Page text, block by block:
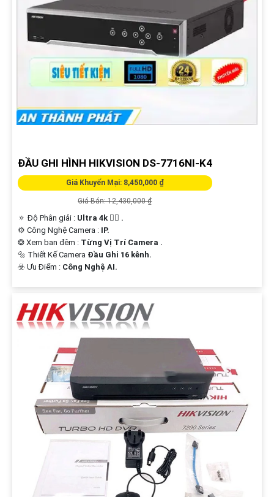
ĐẦU GHI HÌNH HIKVISION DS-7716NI-K4
Giá Khuyến Mại: 8,450,000 ₫
Giá Bán: 12,430,000 ₫
🔅 Độ Phân giải : Ultra 4k 👍🏾 .
⚙ Công Nghệ Camera : IP.
❂ Xem ban đêm : Từng Vị Trí Camera .
🔩 Thiết Kế Camera Đầu Ghi 16 kênh.
️☣️ Ưu Điểm : Công Nghệ AI.